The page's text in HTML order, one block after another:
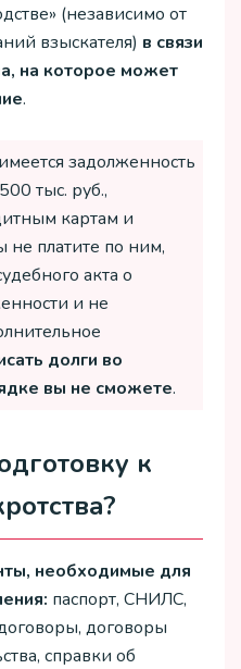
(независимо от
взыскателя) в связи
на которое может
.
задолженность
тыс. руб.,
картам и
платите по ним,
акта о
и не
долги во
вы не сможете.
к
необходимые для
паспорт, СНИЛС,
договоры
справки об